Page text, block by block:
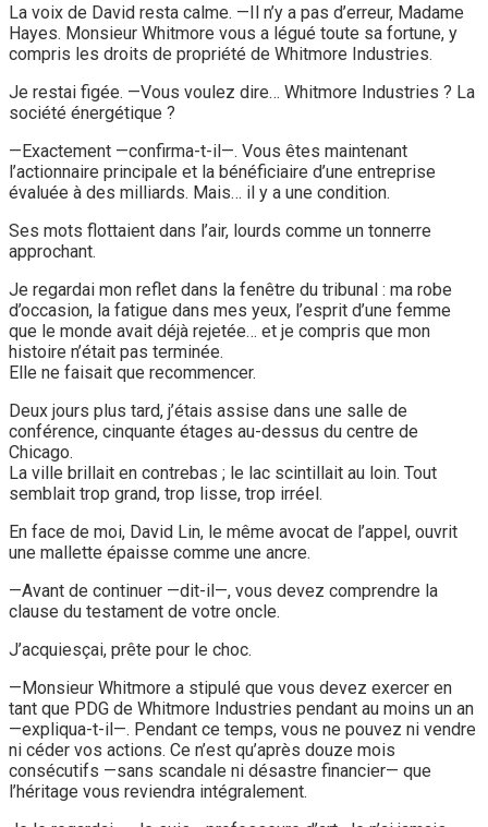
La voix de David resta calme. —Il n’y a pas d’erreur, Madame
Hayes. Monsieur Whitmore vous a légué toute sa fortune, y
compris les droits de propriété de Whitmore Industries.
Je restai figée. —Vous voulez dire… Whitmore Industries ? La
société énergétique ?
—Exactement —confirma-t-il—. Vous êtes maintenant
l’actionnaire principale et la bénéficiaire d’une entreprise
évaluée à des milliards. Mais… il y a une condition.
Ses mots flottaient dans l’air, lourds comme un tonnerre
approchant.
Je regardai mon reflet dans la fenêtre du tribunal : ma robe
d’occasion, la fatigue dans mes yeux, l’esprit d’une femme
que le monde avait déjà rejetée… et je compris que mon
histoire n’était pas terminée.
Elle ne faisait que recommencer.
Deux jours plus tard, j’étais assise dans une salle de
conférence, cinquante étages au-dessus du centre de
Chicago.
La ville brillait en contrebas ; le lac scintillait au loin. Tout
semblait trop grand, trop lisse, trop irréel.
En face de moi, David Lin, le même avocat de l’appel, ouvrit
une mallette épaisse comme une ancre.
—Avant de continuer —dit-il—, vous devez comprendre la
clause du testament de votre oncle.
J’acquiesçai, prête pour le choc.
—Monsieur Whitmore a stipulé que vous devez exercer en
tant que PDG de Whitmore Industries pendant au moins un an
—expliqua-t-il—. Pendant ce temps, vous ne pouvez ni vendre
ni céder vos actions. Ce n’est qu’après douze mois
consécutifs —sans scandale ni désastre financier— que
l’héritage vous reviendra intégralement.